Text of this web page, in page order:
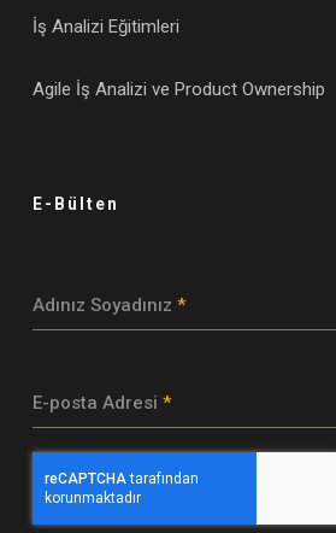
İş Analizi Eğitimleri
Agile İş Analizi ve Product Ownership
E-Bülten
Adınız Soyadınız *
E-posta Adresi *